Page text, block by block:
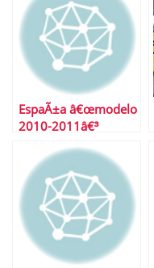
EspaÃ±a â€œmodelo
2010-2011â€³